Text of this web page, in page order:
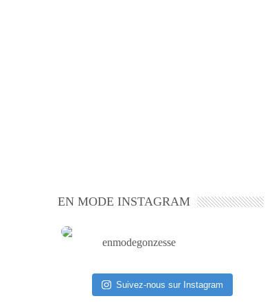
EN MODE INSTAGRAM
enmodegonzesse
Suivez-nous sur Instagram